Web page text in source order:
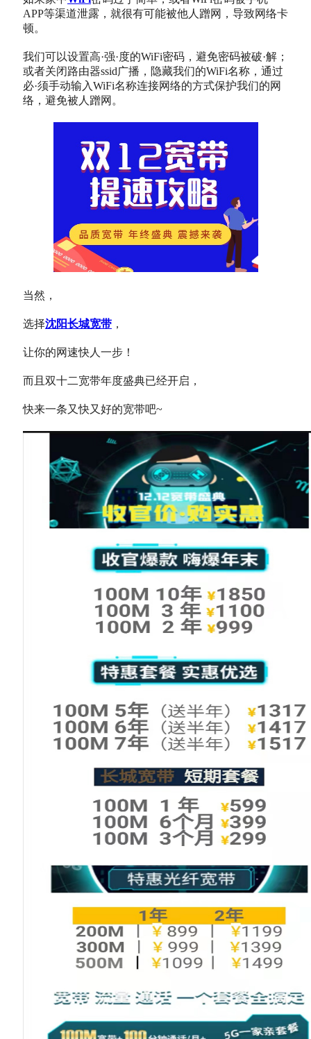
APP等渠道泄露，就很有可能被他人蹭网，导致网络卡
顿。
我们可以设置高·强·度的WiFi密码，避免密码被破·解；
或者关闭路由器ssid广播，隐藏我们的WiFi名称，通过
必·须手动输入WiFi名称连接网络的方式保护我们的网
络，避免被人蹭网。
当然，
选择沈阳长城宽带 ，
让你的网速快人一步！
而且双十二宽带年度盛典已经开启，
快来一条又快又好的宽带吧~